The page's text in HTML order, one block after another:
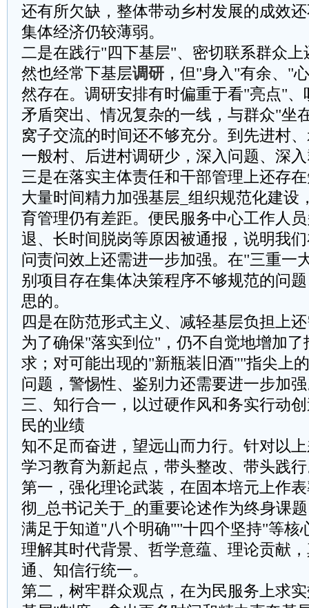
还有所欠缺，整体带动乡村发展的成效
集体经济仍较薄弱。
二是在践行"四下基层"、密切联系群众
然也经常下基层调研 ，但"身入"有余、"
然存在。调研安排有时偏重于看"亮点"、
矛盾突出、情况复杂的一线，与群众"坐
窝子交流的时间还不够充分。到先进村
一般村、后进村调研少，深入问题、深
三是在落实主体责任和干部管理上还存
大量时间精力加强基层_组织规范化建设
育管理仍有差距。便民服务中心工作人
退、长时间脱岗等原因被通报，说明我
问责问效上还需进一步加强。在"三重一
别项目存在集体决策程序不够规范的问
思的。
四是在防范形式主义、减轻基层负担上
为了确保"落实到位"，仍不自觉地增加了
求；对可能出现的"新瓶装旧酒""指尖上
问题，警惕性、鉴别力还需要进一步加
三、知行合一，以过硬作风和务实行动
民的业绩
知不足而奋进，望远山而力行。针对以
学习教育为新起点，带头整改、带头践
第一，强化理论武装，在固本培元上作
彻_总书记关于_的重要论述作为终身课
满足于知道"八个明确""十四个坚持"等核
理解其时代背景、哲学意蕴、理论贡献
通、知信行统一。
第二，树牢群众观点，在为民服务上求